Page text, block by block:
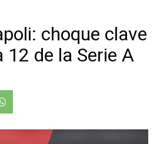
choque clave
12 de la Serie A